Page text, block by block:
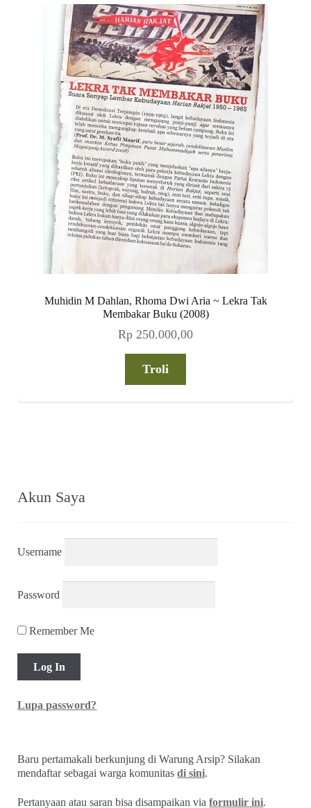
Muhidin M Dahlan, Rhoma Dwi Aria ~ Lekra Tak
Membakar Buku (2008)
Rp 250.000,00
Troli
Akun Saya
Username
Password
Remember Me
Lupa password?
Baru pertamakali berkunjung di Warung Arsip? Silakan
mendaftar sebagai warga komunitasdi sini.
Pertanyaan atau saran bisa disampaikan viaformulir ini.